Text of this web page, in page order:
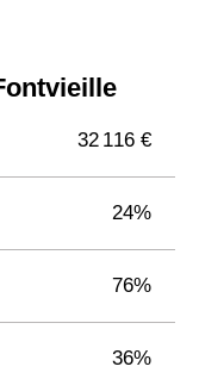
32 116 €
24%
76%
36%